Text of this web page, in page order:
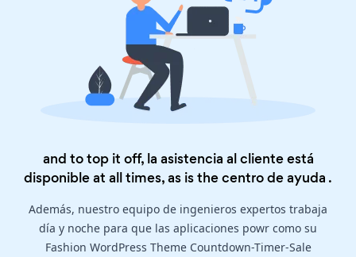
and to top it off, la asistencia al cliente está
disponible at all times, as is thecentro de ayuda .
Además, nuestro equipo de ingenieros expertos trabaja
día y noche para que las aplicaciones powr como su
Fashion WordPress Theme Countdown-Timer-Sale